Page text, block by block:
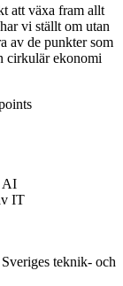
att växa fram allt
vi ställt om utan
av de punkter som
cirkulär ekonomi
AI
IT
teknik- och